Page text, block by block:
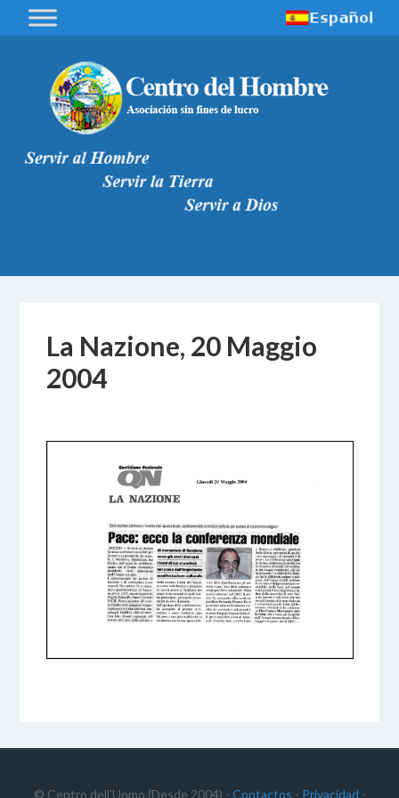
La Nazione, 20 Maggio
2004
© Centro dell'Uomo (Desde 2004) - Contactos - Privacidad -